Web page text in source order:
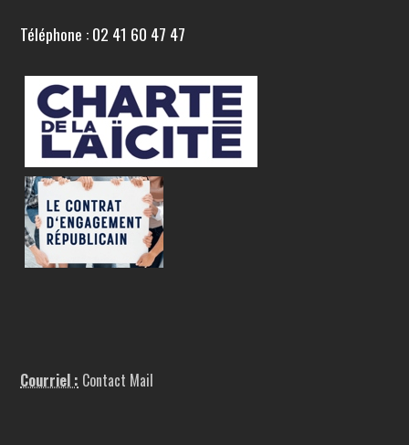
Téléphone : 02 41 60 47 47
Courriel : Contact Mail